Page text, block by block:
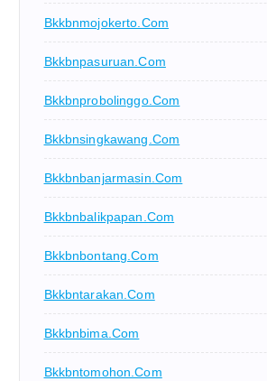
Bkkbnmojokerto.com
Bkkbnpasuruan.com
Bkkbnprobolinggo.com
Bkkbnsingkawang.com
Bkkbnbanjarmasin.com
Bkkbnbalikpapan.com
Bkkbnbontang.com
Bkkbntarakan.com
Bkkbnbima.com
Bkkbntomohon.com